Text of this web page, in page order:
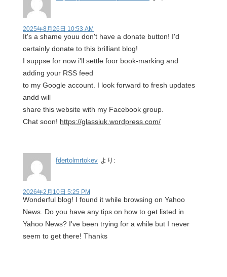
2025年8月26日 10:53 AM
It's a shame youu don't have a donate button! I'd
certainly donate to this brilliant blog!
I suppse for now i'll settle foor book-marking and
adding your RSS feed
to my Google account. I look forward to fresh updates
andd will
share this website with my Facebook group.
Chat soon! https://glassiuk.wordpress.com/
fdertolmrtokev より:
2026年2月10日 5:25 PM
Wonderful blog! I found it while browsing on Yahoo
News. Do you have any tips on how to get listed in
Yahoo News? I've been trying for a while but I never
seem to get there! Thanks